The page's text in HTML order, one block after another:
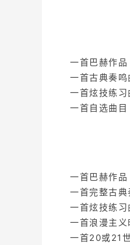
一首巴赫作品
一首古典奏
一首炫技练习
一首自选曲目
一首巴赫作品
一首完整古典
一首炫技练习
一首浪漫主义
一首20或21